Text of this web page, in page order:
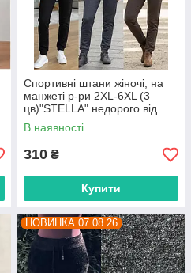
Спортивні штани жіночі, на
манжеті р-ри 2XL-6XL (3
цв)"STELLA" недорого від
прямого постачальника
В наявності
310 ₴
Купити
НОВИНКА 07.08.26